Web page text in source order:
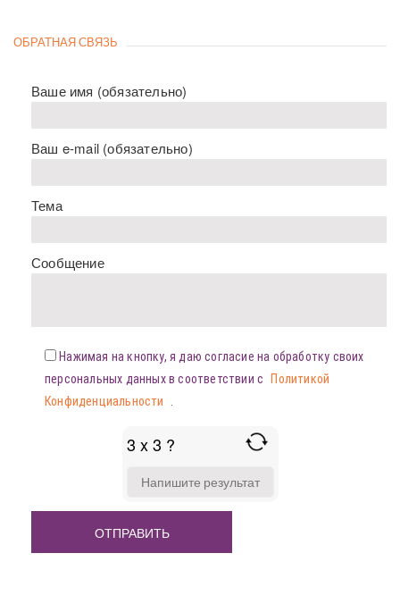
ОБРАТНАЯ СВЯЗЬ
Ваше имя (обязательно)
Ваш e-mail (обязательно)
Тема
Сообщение
Нажимая на кнопку, я даю согласие на обработку своих
персональных данных в соответствии с
Политикой
Конфиденциальности
3 x 3 ?
FOR
X